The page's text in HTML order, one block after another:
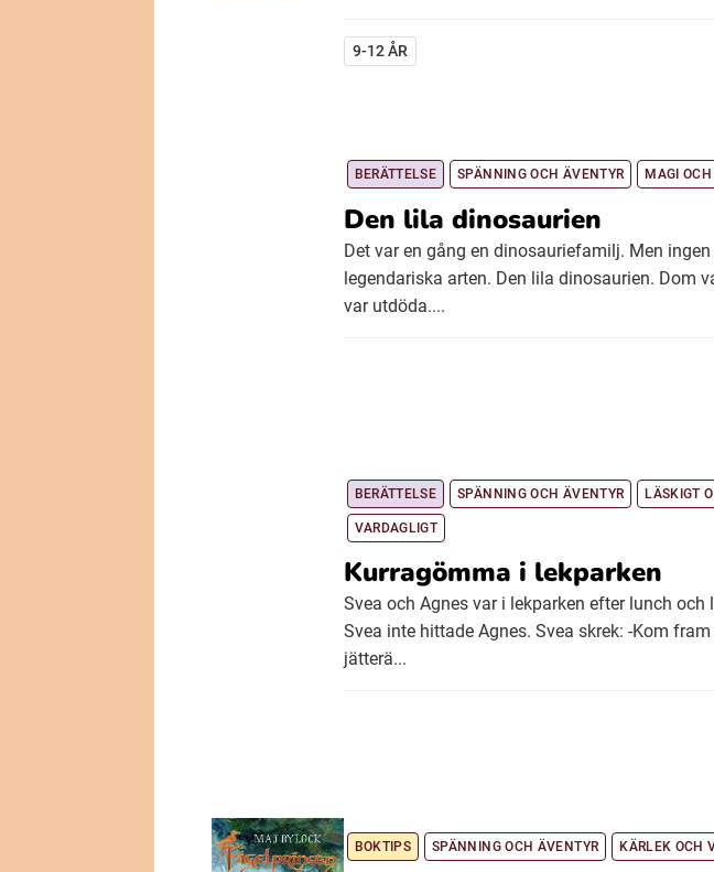
9-12 ÅR
BERÄTTELSE SPÄNNING OCH ÄVENTYR MAGI OCH
Den lila dinosaurien
Det var en gång en dinosauriefamilj. Men
legendariska arten. Den lila dinosaurien. Dom
var utdöda....
BERÄTTELSE SPÄNNING OCH ÄVENTYR LÄSKIGT
VARDAGLIGT
Kurragömma i lekparken
Svea och Agnes var i lekparken efter lunch
Svea inte hittade Agnes. Svea skrek: -Kom
jätterä...
BOKTIPS SPÄNNING OCH ÄVENTYR KÄRLEK OCH